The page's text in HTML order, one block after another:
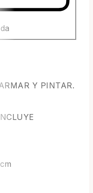
Y PINTAR.